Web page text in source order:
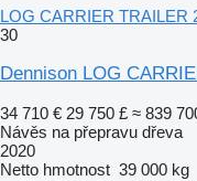
LOG CARRIER TRAILER
30
Dennison LOG
34 710 € 29 750 £ ≈ 839
Návěs na přepravu dřeva
2020
Netto hmotnost 39 000 kg